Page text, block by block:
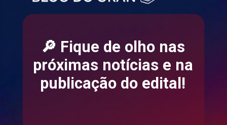
🔎 Fique de olho nas
próximas notícias e na
publicação do edital!